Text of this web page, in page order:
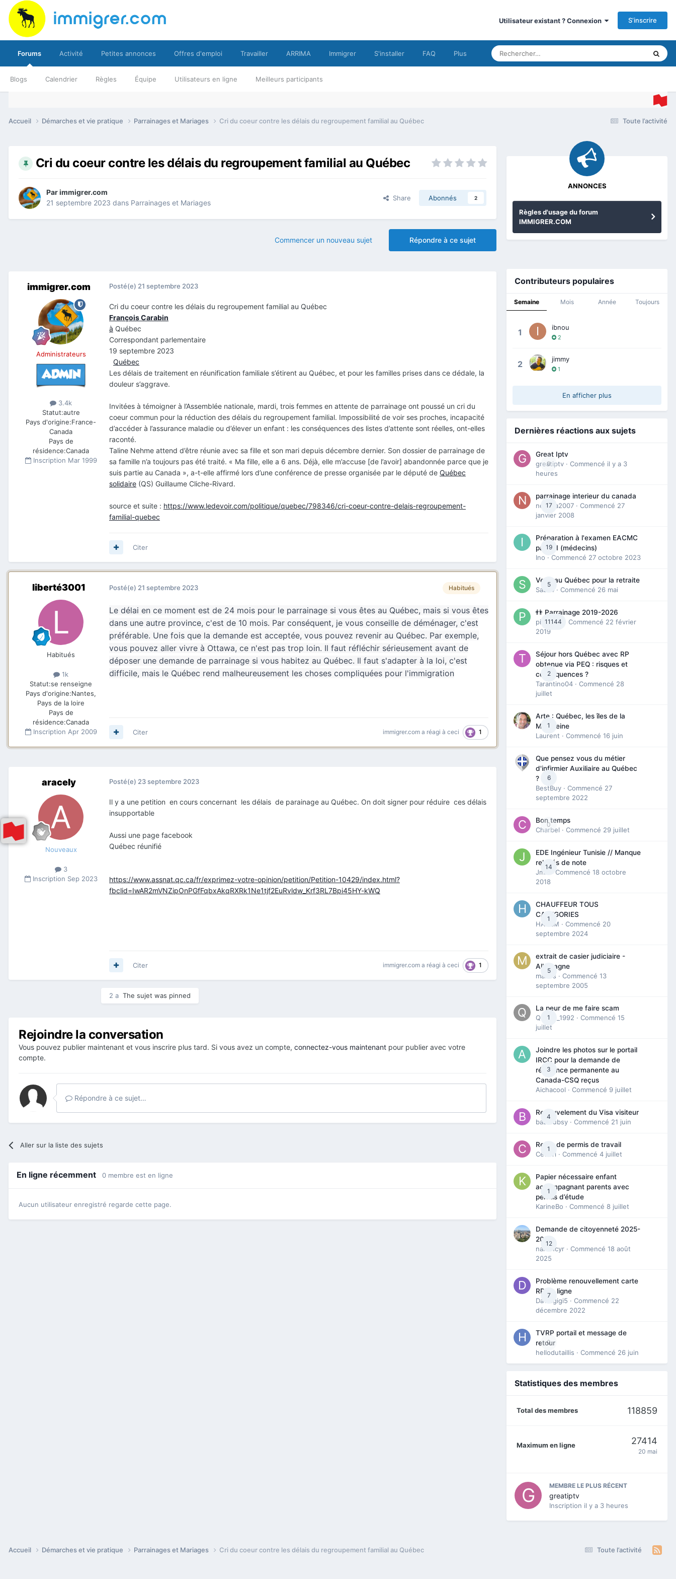
Utilisateur existant ? Connexion S’inscrire
Forums
Blogs Calendrier Règles Équipe Utilisateurs en ligne Meilleurs participants
Activité Petites annonces Offres d'emploi Travailler ARRIMA Immigrer S'installer FAQ Plus
Toute l’activité
Accueil Démarches et vie pratique Parrainages et Mariages Cri du coeur contre les délais du regroupement familial au Québec
Cri du coeur contre les délais du regroupement familial au Québec
Parimmigrer.com
21 septembre 2023 dans Parrainages et Mariages
Share Abonnés 2
Répondre à ce sujet
Commencer un nouveau sujet
immigrer.com
Administrateurs
3.4k
Statut:autre
Pays d'origine:France-
Canada
Pays de
résidence:Canada
Inscription Mar 1999
Posté(e) 21 septembre 2023
Cri du coeur contre les délais du regroupement familial au Québec
François Carabin
à Québec
Correspondant parlementaire
19 septembre 2023
Québec
Les délais de traitement en réunification familiale s’étirent au Québec, et pour les familles prises dans ce dédale, la
douleur s’aggrave.
Invitées à témoigner à l’Assemblée nationale, mardi, trois femmes en attente de parrainage ont poussé un cri du
coeur commun pour la réduction des délais du regroupement familial. Impossibilité de voir ses proches, incapacité
d’accéder à l’assurance maladie ou d’élever un enfant : les conséquences des listes d’attente sont réelles, ont-elles
raconté.
Taline Nehme attend d’être réunie avec sa fille et son mari depuis décembre dernier. Son dossier de parrainage de
sa famille n’a toujours pas été traité. « Ma fille, elle a 6 ans. Déjà, elle m’accuse [de l’avoir] abandonnée parce que je
suis partie au Canada », a-t-elle affirmé lors d’une conférence de presse organisée par le député de Québec
solidaire (QS) Guillaume Cliche-Rivard.
source et suite : https://www.ledevoir.com/politique/quebec/798346/cri-coeur-contre-delais-regroupement-
familial-quebec
Citer
liberté3001
Habitués
1k
Statut:se renseigne
Pays d'origine:Nantes,
Pays de la loire
Pays de
résidence:Canada
Inscription Apr 2009
Habitués
Posté(e) 21 septembre 2023
Le délai en ce moment est de 24 mois pour le parrainage si vous êtes au Québec, mais si vous êtes
dans une autre province, c'est de 10 mois. Par conséquent, je vous conseille de déménager, c'est
préférable. Une fois que la demande est acceptée, vous pouvez revenir au Québec. Par exemple,
vous pouvez aller vivre à Ottawa, ce n'est pas trop loin. Il faut réfléchir sérieusement avant de
déposer une demande de parrainage si vous habitez au Québec. Il faut s'adapter à la loi, c'est
difficile, mais le Québec rend malheureusement les choses compliquées pour l'immigration
immigrer.com a réagi à ceci 1
Citer
aracely
Nouveaux
3
Inscription Sep 2023
Posté(e) 23 septembre 2023
Il y a une petition en cours concernant les délais de parainage au Québec. On doit signer pour réduire ces délais
insupportable
Aussi une page facebook
Québec réunifié
https://www.assnat.qc.ca/fr/exprimez-votre-opinion/petition/Petition-10429/index.html?
fbclid=IwAR2mVNZipOnPGfFqbxAkqRXRk1Ne1tjf2EuRvldw_Krf3RL7Bpi45HY-kWQ
immigrer.com a réagi à ceci 1
Citer
2 a The sujet was pinned
Rejoindre la conversation
Vous pouvez publier maintenant et vous inscrire plus tard. Si vous avez un compte, connectez-vous maintenant pour publier avec votre
compte.
Répondre à ce sujet…
Aller sur la liste des sujets
En ligne récemment 0 membre est en ligne
Aucun utilisateur enregistré regarde cette page.
ANNONCES
Règles d'usage du forum
IMMIGRER.COM
Contributeurs populaires
Semaine Mois Année Toujours
1 ibnou
2
2 jimmy
1
En afficher plus
Dernières réactions aux sujets
0
Great Iptv
greatiptv · Commencé il y a 3
heures
17
parrainage interieur du canada
nedjma2007 · Commencé 27
janvier 2008
19
Préparation à l'examen EACMC
partie I (médecins)
Ino · Commencé 27 octobre 2023
5
Venir au Québec pour la retraite
Sab74 · Commencé 26 mai
11144
👬 Parrainage 2019-2026
piinoush
· Commencé 22 février
2019
2
Séjour hors Québec avec RP
obtenue via PEQ : risques et
conséquences ?
Tarantino04 · Commencé 28
juillet
1
Arte : Québec, les îles de la
Madeleine
Laurent · Commencé 16 juin
6
Que pensez vous du métier
d'infirmier Auxiliaire au Québec
?
BestBuy · Commencé 27
septembre 2022
0
Bon temps
Charbel · Commencé 29 juillet
14
EDE Ingénieur Tunisie // Manque
relevés de note
Jmili
· Commencé 18 octobre
2018
1
CHAUFFEUR TOUS
CATEGORIES
HAZEM · Commencé 20
septembre 2024
5
extrait de casier judiciaire -
Allemagne
maries · Commencé 13
septembre 2005
1
La peur de me faire scam
Queen_1992 · Commencé 15
juillet
3
Joindre les photos sur le portail
IRCC pour la demande de
résidence permanente au
Canada-CSQ reçus
Aichacool · Commencé 9 juillet
4
Renouvelement du Visa visiteur
babibubsy · Commencé 21 juin
1
Refus de permis de travail
Cedbri · Commencé 4 juillet
1
Papier nécessaire enfant
accompagnant parents avec
permis d’étude
KarineBo · Commencé 8 juillet
12
Demande de citoyenneté 2025-
2026
nanancyr · Commencé 18 août
2025
7
Problème renouvellement carte
RP en ligne
Davidgigi5 · Commencé 22
décembre 2022
0
TVRP portail et message de
retour
hellodutaillis · Commencé 26 juin
Statistiques des membres
Total des membres 118859
Maximum en ligne 27414
20 mai
MEMBRE LE PLUS RÉCENT
greatiptv
Inscription il y a 3 heures
Toute l’activité
Accueil Démarches et vie pratique Parrainages et Mariages Cri du coeur contre les délais du regroupement familial au Québec